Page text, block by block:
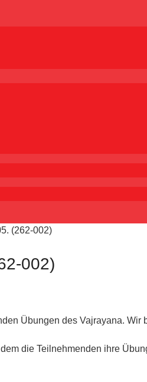
(262-002)
002)
Übungen des Vajrayana.
die Teilnehmenden ihre